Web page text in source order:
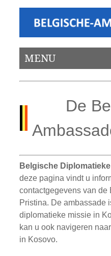
MENU
De
Belgische
deze pagina vindt u
contactgegevens van de
Pristina. De ambassade
diplomatieke missie in
kan u ook navigeren
in Kosovo.